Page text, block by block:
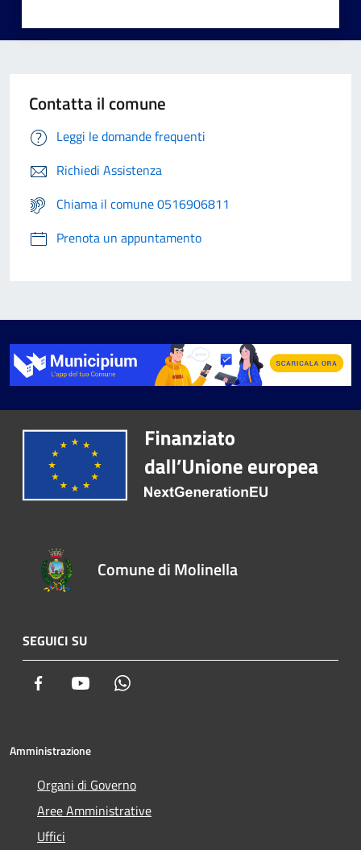
Contatta il comune
Leggi le domande frequenti
Richiedi Assistenza
Chiama il comune 0516906811
Prenota un appuntamento
Comune di Molinella
SEGUICI SU
Facebook Youtube
Amministrazione
Organi di Governo
Aree Amministrative
Uffici